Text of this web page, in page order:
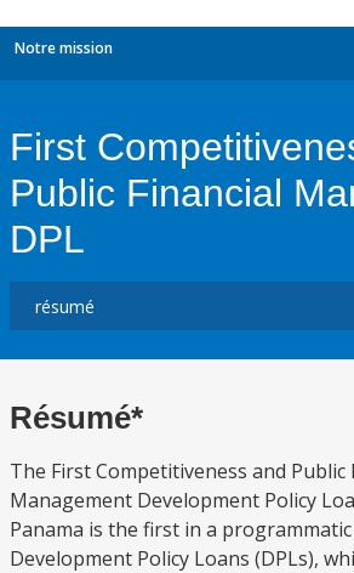
Notre mission
First
Public Financial
DPL
Résumé*
The First Competitiveness and Public
Management Development Policy
Panama is the first in a
Development Policy Loans (DPLs),